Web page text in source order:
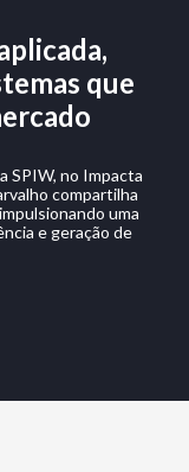
que
SPIW, no Impacta
compartilha
uma
e geração de